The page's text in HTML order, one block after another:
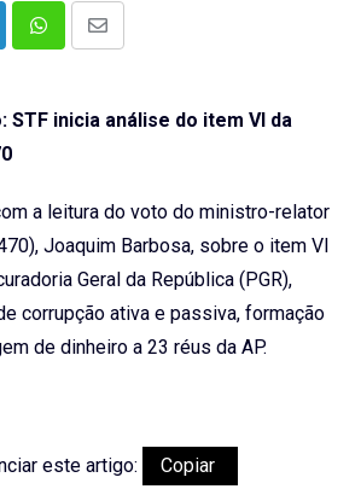
WhatsappShare
Email
STF inicia análise do item VI da
a leitura do voto do ministro-relator
Joaquim Barbosa, sobre o item VI
Geral da República (PGR),
corrupção ativa e passiva, formação
de dinheiro a 23 réus da AP.
este artigo:
Copiar